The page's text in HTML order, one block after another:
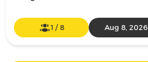
1 / 8 Aug 8, 2026